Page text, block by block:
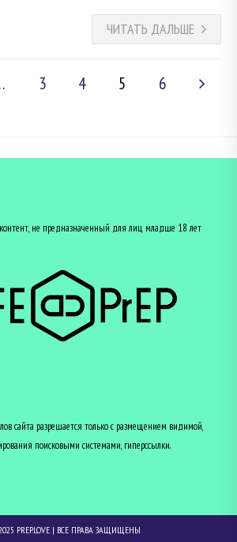
ЧИТАТЬ ДАЛЬШЕ
3 4 5 6
не предназначенный для лиц младше 18 лет
сайта разрешается только с размещением видимой,
поисковыми системами, гиперссылки.
PREP.LOVE| ВСЕ ПРАВА ЗАЩИЩЕНЫ